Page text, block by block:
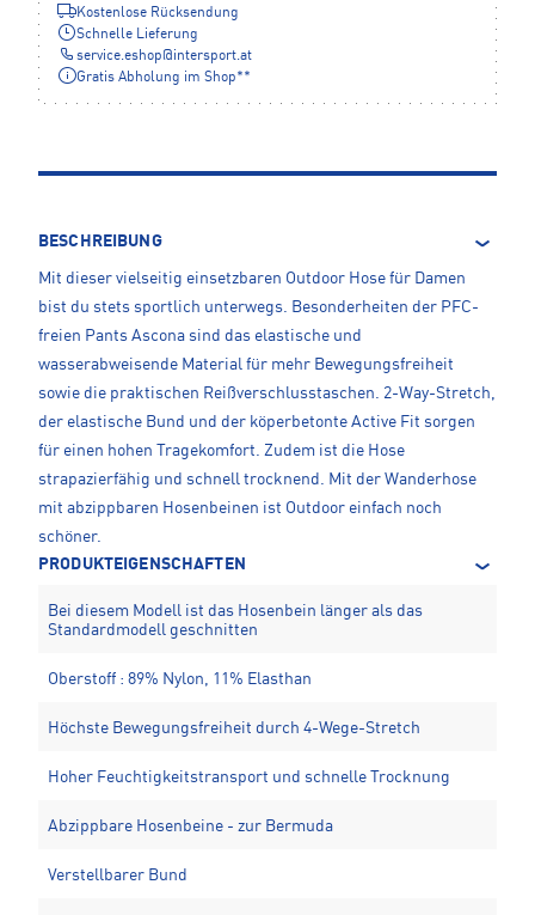
Kostenlose Rücksendung
Schnelle Lieferung
service.eshop@ intersport.at
Gratis Abholung im Shop**
BESCHREIBUNG
Mit dieser vielseitig einsetzbaren Outdoor Hose für Damen
bist du stets sportlich unterwegs. Besonderheiten der PFC-
freien Pants Ascona sind das elastische und
wasserabweisende Material für mehr Bewegungsfreiheit
sowie die praktischen Reißverschlusstaschen. 2-Way-Stretch,
der elastische Bund und der köperbetonte Active Fit sorgen
für einen hohen Tragekomfort. Zudem ist die Hose
strapazierfähig und schnell trocknend. Mit der Wanderhose
mit abzippbaren Hosenbeinen ist Outdoor einfach noch
schöner.
PRODUKTEIGENSCHAFTEN
Bei diesem Modell ist das Hosenbein länger als das
Standardmodell geschnitten
Oberstoff : 89% Nylon, 11% Elasthan
Höchste Bewegungsfreiheit durch 4-Wege-Stretch
Hoher Feuchtigkeitstransport und schnelle Trocknung
Abzippbare Hosenbeine - zur Bermuda
Verstellbarer Bund